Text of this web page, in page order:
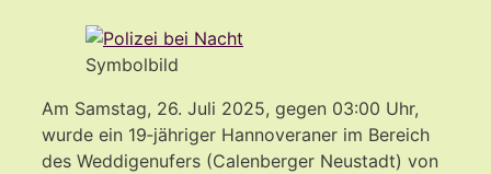
Symbolbild
Am Samstag, 26. Juli 2025, gegen 03:00 Uhr,
wurde ein 19‑jähriger Hannoveraner im Bereich
des Weddigenufers (Calenberger Neustadt) von